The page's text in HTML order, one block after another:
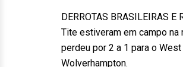
DERROTAS BRASILEIRAS
Tite estiveram em campo
perdeu por 2 a 1 para o
Wolverhampton.